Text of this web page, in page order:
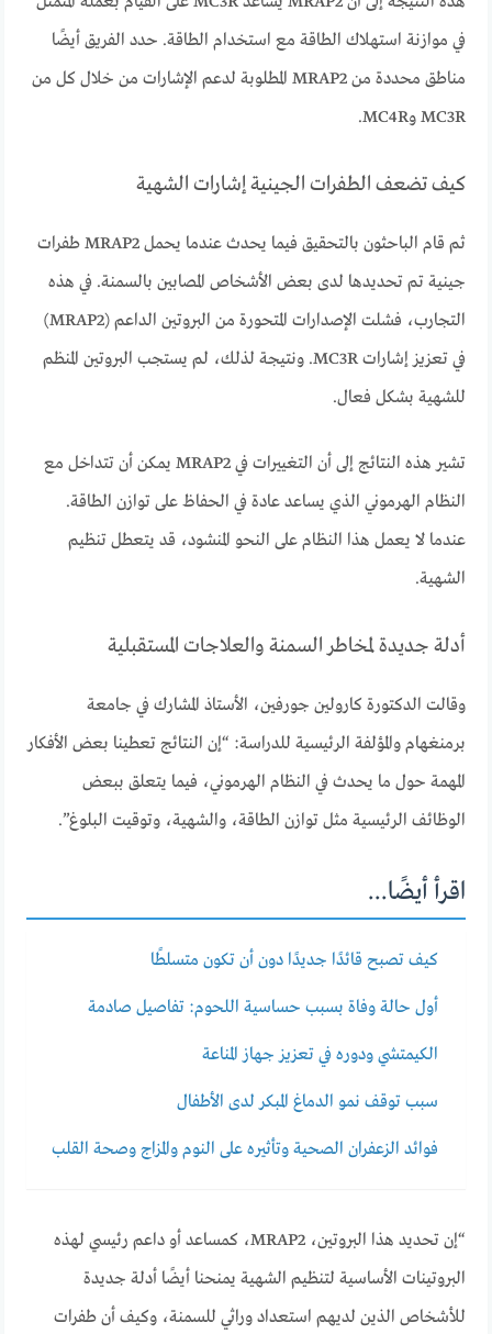
في موازنة استهلاك الطاقة مع استخدام الطاقة. حدد الفريق أيضًا
مناطق محددة من MRAP2 المطلوبة لدعم الإشارات من خلال كل من
MC3R وMC4R.
كيف تضعف الطفرات الجينية إشارات الشهية
ثم قام الباحثون بالتحقيق فيما يحدث عندما يحمل MRAP2 طفرات
جينية تم تحديدها لدى بعض الأشخاص المصابين بالسمنة. في هذه
التجارب، فشلت الإصدارات المتحورة من البروتين الداعم (MRAP2)
في تعزيز إشارات MC3R. ونتيجة لذلك، لم يستجب البروتين المنظم
للشهية بشكل فعال.
تشير هذه النتائج إلى أن التغييرات في MRAP2 يمكن أن تتداخل مع
النظام الهرموني الذي يساعد عادة في الحفاظ على توازن الطاقة.
عندما لا يعمل هذا النظام على النحو المنشود، قد يتعطل تنظيم
الشهية.
أدلة جديدة لمخاطر السمنة والعلاجات المستقبلية
وقالت الدكتورة كارولين جورفين، الأستاذ المشارك في جامعة
برمنغهام والمؤلفة الرئيسية للدراسة: “إن النتائج تعطينا بعض الأفكار
المهمة حول ما يحدث في النظام الهرموني، فيما يتعلق ببعض
الوظائف الرئيسية مثل توازن الطاقة، والشهية، وتوقيت البلوغ”.
اقرأ أيضًا...
كيف تصبح قائدًا جديدًا دون أن تكون متسلطًا
أول حالة وفاة بسبب حساسية اللحوم: تفاصيل صادمة
الكيمتشي ودوره في تعزيز جهاز المناعة
سبب توقف نمو الدماغ المبكر لدى الأطفال
فوائد الزعفران الصحية وتأثيره على النوم والمزاج وصحة القلب
“إن تحديد هذا البروتين، MRAP2، كمساعد أو داعم رئيسي لهذه
البروتينات الأساسية لتنظيم الشهية يمنحنا أيضًا أدلة جديدة
للأشخاص الذين لديهم استعداد وراثي للسمنة، وكيف أن طفرات